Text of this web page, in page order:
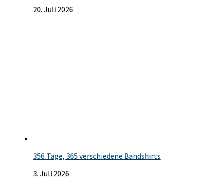
20. Juli 2026
356 Tage, 365 verschiedene Bandshirts
3. Juli 2026